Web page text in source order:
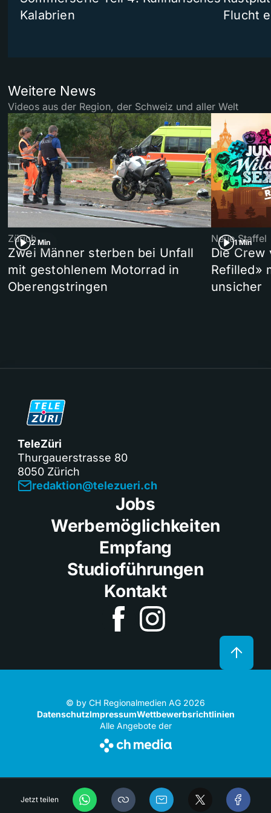
Jetzt teilen
Kalabrien
Flucht
Weitere News
Videos aus der Region, der Schweiz und aller Welt
2 Min
Zürich
Zwei Männer sterben bei Unfall
mit gestohlenem Motorrad in
Oberengstringen
1 Min
Neue Staffel
Die Crew
Refilled»
unsicher
TeleZüri
Thurgauerstrasse 80
8050 Zürich
redaktion@telezueri.ch
Jobs
Werbemöglichkeiten
Empfang
Studioführungen
Kontakt
© by CH Regionalmedien AG 2026
DatenschutzImpressumWettbewerbsrichtlinien
Alle Angebote der